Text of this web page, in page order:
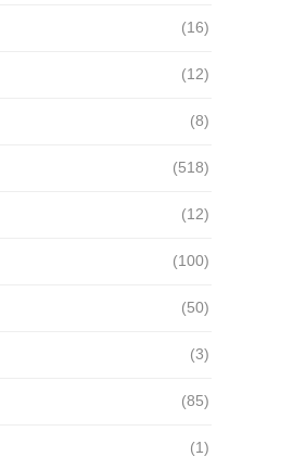
(16)
(12)
(8)
(518)
(12)
(100)
(50)
(3)
(85)
(1)